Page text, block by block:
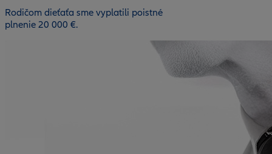
Rodičom dieťaťa sme vyplatili poistné
plnenie 20 000 €.